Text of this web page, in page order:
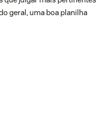
geral, uma boa planilha